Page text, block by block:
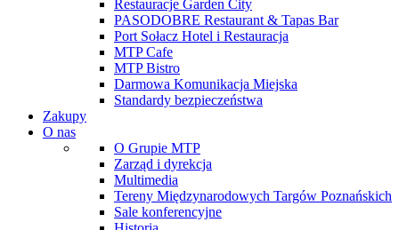
Restauracje Garden City
PASODOBRE Restaurant & Tapas Bar
Port Sołacz Hotel i Restauracja
MTP Cafe
MTP Bistro
Darmowa Komunikacja Miejska
Standardy bezpieczeństwa
Zakupy
O nas
O Grupie MTP
Zarząd i dyrekcja
Multimedia
Tereny Międzynarodowych Targów Poznańskich
Sale konferencyjne